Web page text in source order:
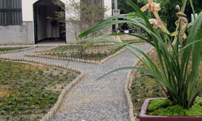
翁源县2026年“6·30”助力乡村振兴活
行